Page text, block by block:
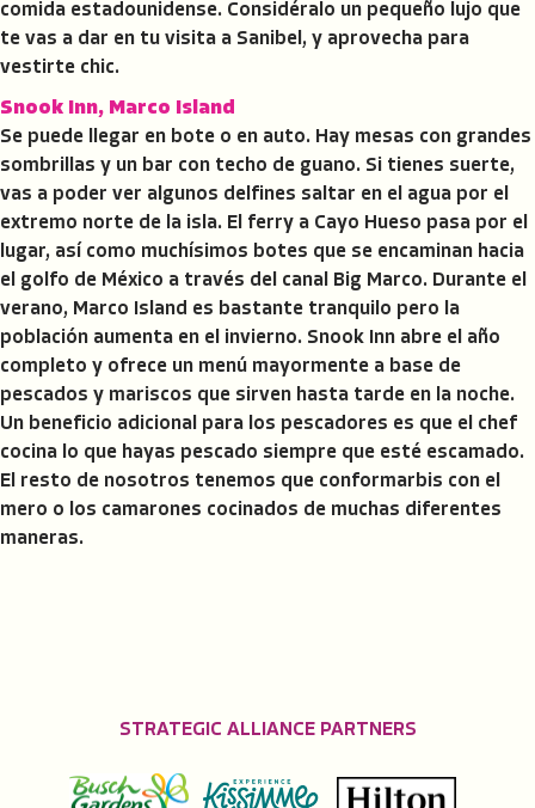
comida estadounidense. Considéralo un pequeño lujo que
te vas a dar en tu visita a Sanibel, y aprovecha para
vestirte chic.
Snook Inn, Marco Island
Se puede llegar en bote o en auto. Hay mesas con grandes
sombrillas y un bar con techo de guano. Si tienes suerte,
vas a poder ver algunos delfines saltar en el agua por el
extremo norte de la isla. El ferry a Cayo Hueso pasa por el
lugar, así como muchísimos botes que se encaminan hacia
el golfo de México a través del canal Big Marco. Durante el
verano, Marco Island es bastante tranquilo pero la
población aumenta en el invierno. Snook Inn abre el año
completo y ofrece un menú mayormente a base de
pescados y mariscos que sirven hasta tarde en la noche.
Un beneficio adicional para los pescadores es que el chef
cocina lo que hayas pescado siempre que esté escamado.
El resto de nosotros tenemos que conformarbis con el
mero o los camarones cocinados de muchas diferentes
maneras.
STRATEGIC ALLIANCE PARTNERS